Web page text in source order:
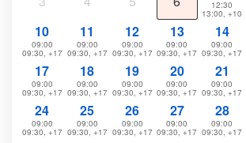
12:30
13:00, +10
10
09:00
09:30, +17
11
09:00
09:30, +17
12
09:00
09:30, +17
13
09:00
09:30, +17
14
09:00
09:30, +17
17
09:00
09:30, +17
18
09:00
09:30, +17
19
09:00
09:30, +17
20
09:00
09:30, +17
21
09:00
09:30, +17
24
09:00
09:30, +17
25
09:00
09:30, +17
26
09:00
09:30, +17
27
09:00
09:30, +17
28
09:00
09:30, +17